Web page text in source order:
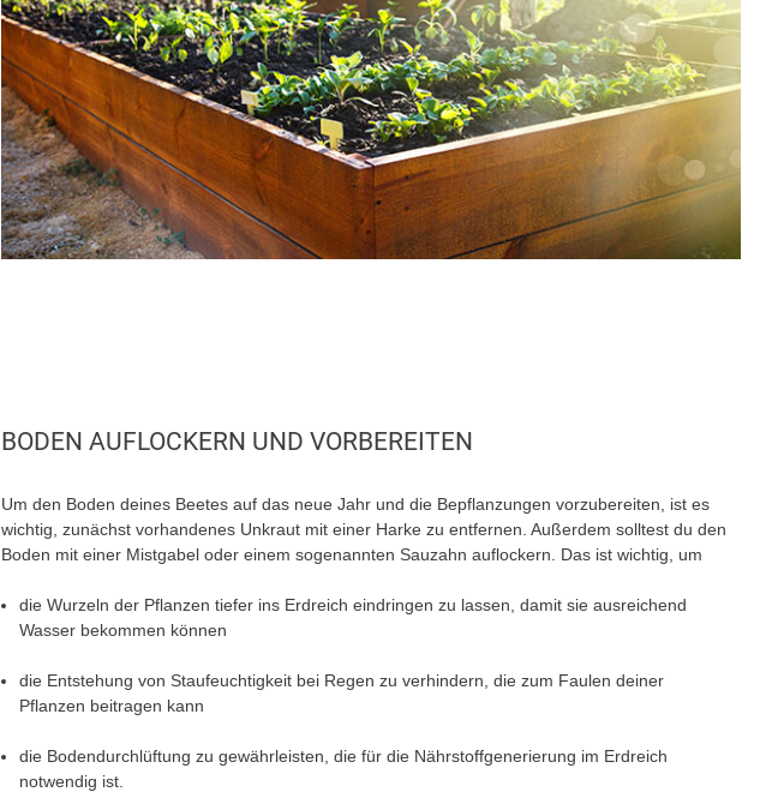
BODEN AUFLOCKERN UND VORBEREITEN
Um den Boden deines Beetes auf das neue Jahr und die Bepflanzungen vorzubereiten, ist es
wichtig, zunächst vorhandenes Unkraut mit einer Harke zu entfernen. Außerdem solltest du den
Boden mit einer Mistgabel oder einem sogenannten Sauzahn auflockern. Das ist wichtig, um
die Wurzeln der Pflanzen tiefer ins Erdreich eindringen zu lassen, damit sie ausreichend
Wasser bekommen können
die Entstehung von Staufeuchtigkeit bei Regen zu verhindern, die zum Faulen deiner
Pflanzen beitragen kann
die Bodendurchlüftung zu gewährleisten, die für die Nährstoffgenerierung im Erdreich
notwendig ist.